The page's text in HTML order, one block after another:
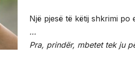
Një pjesë të këtij shkrimi po
…
Pra, prindër, mbetet tek ju